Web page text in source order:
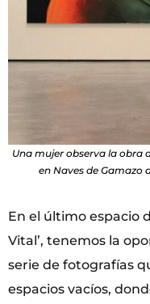
Una mujer observa la obra
en Naves de Gamazo
En el último espacio
Vital’, tenemos la
serie de fotografías
espacios vacíos,